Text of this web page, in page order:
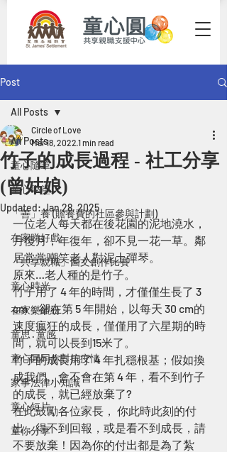
Post
All Posts
童心隨筆
童心學堂
「善」養 (贍養費的社區參與計劃)
在家睇好戲
「共享親職」圖文創作比賽
童心時光
在家樂繽紛
童思 · 童感
童心圓同你對抗疫情
家事法律小知識
童心短片
童你分享
All Posts
竹子的成長過程 - 社工分享
(曾姑娘)
Circle of Love
Mar 18, 2022 1 min read
Updated:Jan 28, 2025
一位老人每天都在後花園的泥地澆水，
月復月，年復年，卻不見一花一草。鄰
居常常嘲笑老人對泥土彈琴。
原來…老人種的是竹子。
竹子用了 4 年的時間，才僅僅生長了 3
cm；卻在第 5 年開始，以每天 30 cm的
速度瘋狂的成長，僅僅用了六星期的時
間，就可以長到15米了。
竹子的成長用了 4 年扎穩根基；假如換
成我們，會不會在第 4 年，看不到竹子
的成長，就已經放棄了?
在此鼓勵各位家長， 你此時此刻的付
出，得不到回報，或是看不到成長，請
不要放棄！因為你的付出都是為了紮